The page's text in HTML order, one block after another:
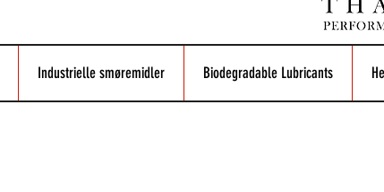
Industrielle smøremidler Biodegradable Lubricants